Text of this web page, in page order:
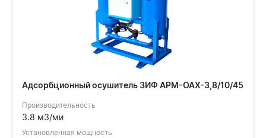
Адсорбционный осушитель ЗИФ АРМ-ОАХ-3,8/10/45
Производительность
3.8 м3/ми
Установленная мощность